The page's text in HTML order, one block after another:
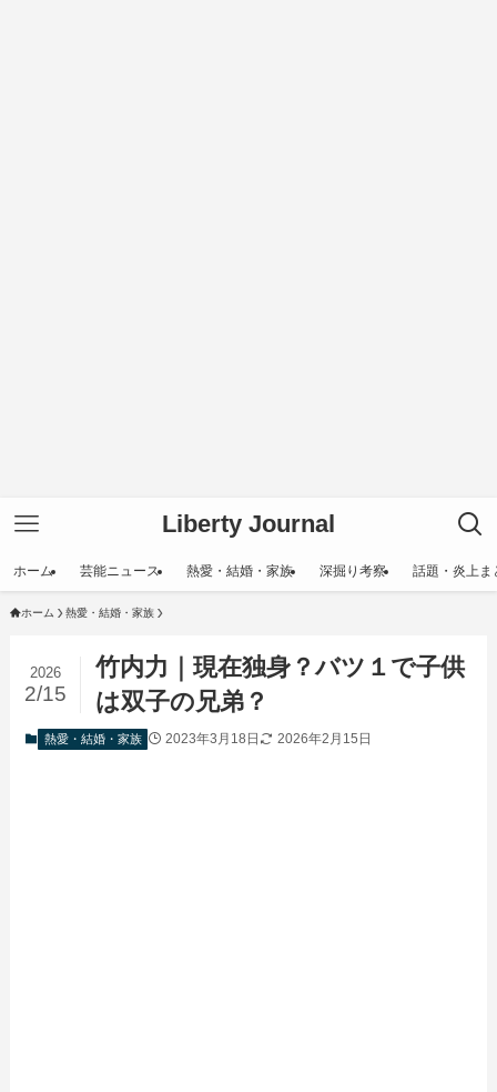
Liberty Journal
ホーム 芸能ニュース 熱愛・結婚・家族 深掘り考察 話題・炎上ま
ホーム 熱愛・結婚・家族
竹内力｜現在独身？バツ１で子供
は双子の兄弟？
2026
2/15
熱愛・結婚・家族 2023年3月18日 2026年2月15日